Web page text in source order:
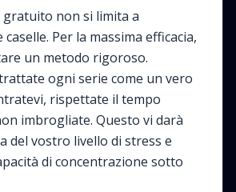
gratuito non si limita a
Per la massima efficacia,
un metodo rigoroso.
ogni serie come un vero
rispettate il tempo
imbrogliate. Questo vi darà
del vostro livello di stress e
di concentrazione sotto